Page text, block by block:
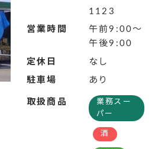
1123
営業時間
午前9:00～
午後9:00
定休日 なし
駐車場 あり
取扱商品
業務スー
パー
酒